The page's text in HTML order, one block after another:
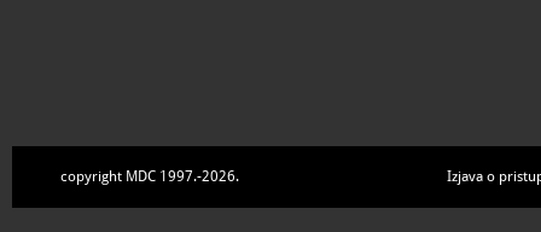
copyright MDC 1997.-2026. Izjava o